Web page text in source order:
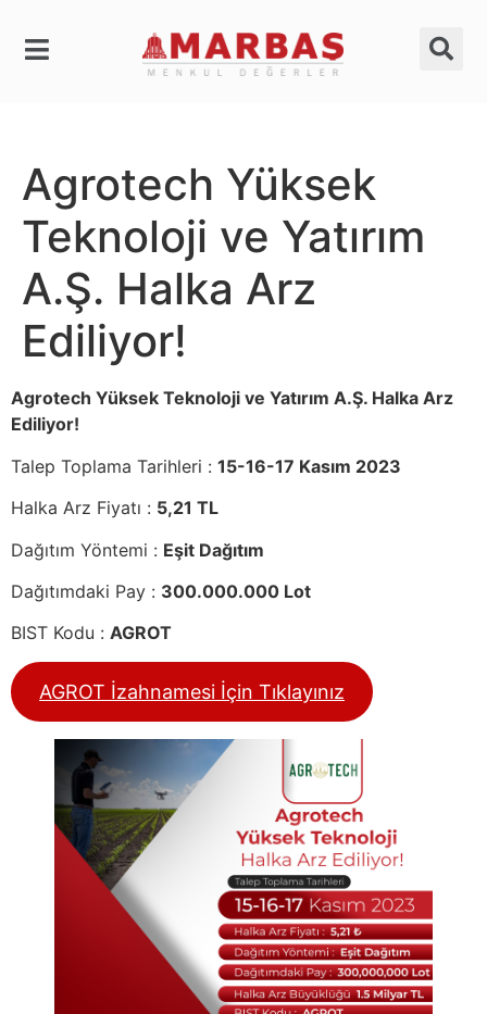
Agrotech Yüksek
Teknoloji ve Yatırım
A.Ş. Halka Arz
Ediliyor!
Agrotech Yüksek Teknoloji ve Yatırım A.Ş. Halka Arz
Ediliyor!
Talep Toplama Tarihleri : 15-16-17 Kasım 2023
Halka Arz Fiyatı : 5,21 TL
Dağıtım Yöntemi : Eşit Dağıtım
Dağıtımdaki Pay : 300.000.000 Lot
BIST Kodu : AGROT
AGROT İzahnamesi İçin Tıklayınız